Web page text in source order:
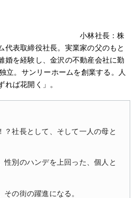
）
長：株
代表取締役社長。実業家の父のもと
婚を経験し、金沢の不動産会社に勤
立。サンリーホームを創業する。人
れば花開く」。
？社長として、そして一人の母と
性別のハンデを上回った、個人と
の街の躍進になる。